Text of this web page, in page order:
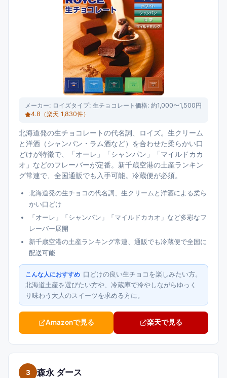
メーカー: ロイズタイプ: 生チョコレート 価格: 約1,000〜1,500円
4.8 （楽天 1,830件）
北海道発の生チョコレートの代名詞、ロイズ。生クリーム
と洋酒（シャンパン・ラム酒など）を合わせた柔らかい口
どけが特徴で、「オーレ」「シャンパン」「マイルドカカ
オ」などのフレーバーが定番。新千歳空港の土産ランキン
グ常連で、全国通販でも入手可能。冷蔵便が必須。
北海道発の生チョコの代名詞、生クリームと洋酒による柔ら
かい口どけ
「オーレ」「シャンパン」「マイルドカカオ」など多彩なフ
レーバー展開
新千歳空港の土産ランキング常連、通販でも冷蔵便で全国に
配送可能
こんな人におすすめ 口どけの良い生チョコを楽しみたい方。
北海道土産を選びたい方や、冷蔵庫で冷やしながらゆっく
り味わう大人のスイーツを求める方に。
Amazonで見る 楽天で見る
3 森永 ダース